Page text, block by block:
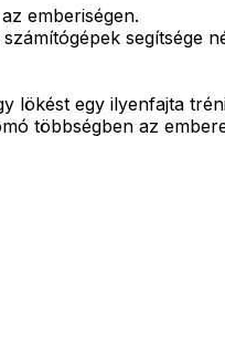
emberiségen.
segítsége
lökést egy ilyenfajta
többségben az